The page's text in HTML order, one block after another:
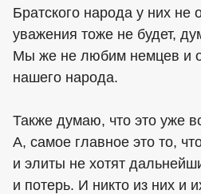
Братского народа у них не
уважения тоже не будет,
Мы же не любим немцев и
нашего народа.
Также думаю, что это уже
А, самое главное это то,
и элиты не хотят
и потерь. И никто из них и